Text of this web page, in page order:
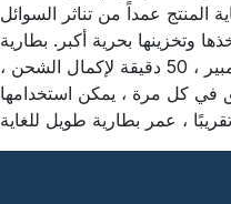
عمداً من تناثر السوائل
وتخزينها بحرية أكبر. بطارية
تدوم 45 يومًا ، بطارية 200 مللي أمبير ، 50 دقيقة لإكمال الشحن ،
في الأسبوع ، 10 دقائق في كل مرة ، يمكن استخدامها